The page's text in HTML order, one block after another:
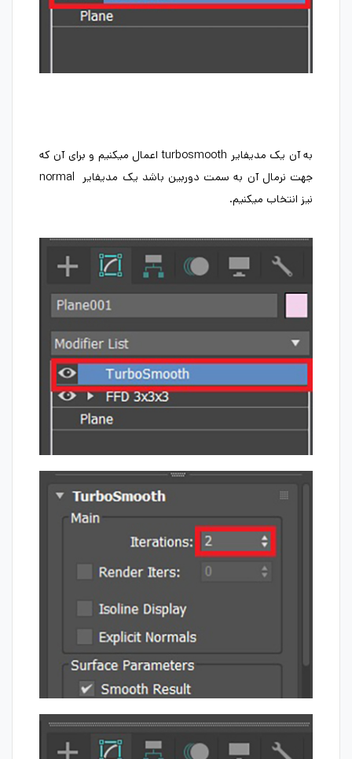
به آن یک مدیفایر turbosmooth اعمال میکنیم و برای آن که
جهت نرمال آن به سمت دوربین باشد یک مدیفایر normal
نیز انتخاب میکنیم.